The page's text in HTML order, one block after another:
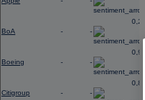
BoA - -
0,27
Boeing - -
0,96
Citigroup - -
0,88